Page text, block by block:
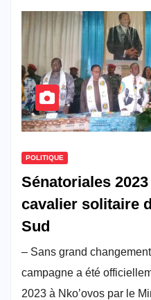
POLITIQUE
Sénatoriales
cavalier solitaire
Sud
– Sans grand
campagne a été
2023 à Nko’ovos par le